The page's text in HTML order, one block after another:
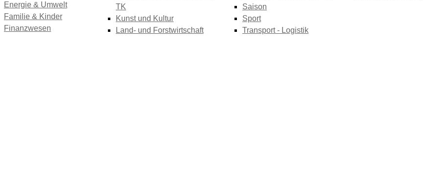
Energie & Umwelt
Familie & Kinder
Finanzwesen
TK
Kunst und Kultur
Land- und Forstwirtschaft
Saison
Sport
Transport - Logistik